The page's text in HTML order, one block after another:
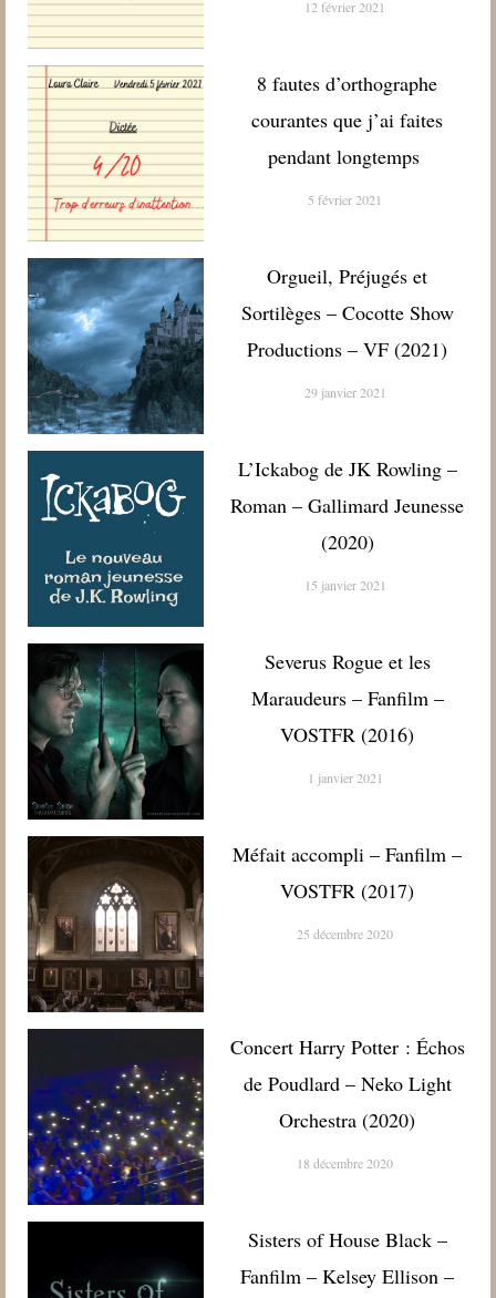
12 février 2021
8 fautes d’orthographe
courantes que j’ai faites
pendant longtemps
5 février 2021
Orgueil, Préjugés et
Sortilèges – Cocotte Show
Productions – VF (2021)
29 janvier 2021
L’Ickabog de JK Rowling –
Roman – Gallimard Jeunesse
(2020)
15 janvier 2021
Severus Rogue et les
Maraudeurs – Fanfilm –
VOSTFR (2016)
1 janvier 2021
Méfait accompli – Fanfilm –
VOSTFR (2017)
25 décembre 2020
Concert Harry Potter : Échos
de Poudlard – Neko Light
Orchestra (2020)
18 décembre 2020
Sisters of House Black –
Fanfilm – Kelsey Ellison –